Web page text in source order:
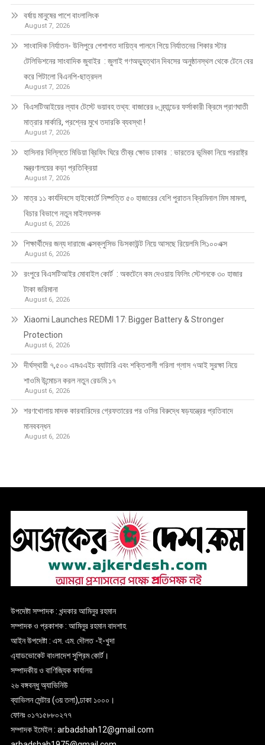
বর্ষায় মানুষের পাশে বাংলালিংক
August 7, 2026
সাংবাদিক নির্যাতন- উলিপুরে পেশাগত দায়িত্ব পালনে গিয়ে নির্যাতনের শিকার স্টার
টেলিভিশনের সাংবাদিক জুবাইর : জুলাই গণঅভ্যুত্থান দিবসের অনুষ্ঠানস্থল থেকে টেনে বের
করে পিটালো বিএনপি-ছাত্রদল
August 7, 2026
বিএসটিআইয়ের ল্যাব টেস্টে ভয়াবহ তথ্য: বাজারের ৮ ব্র্যান্ডের ফর্সাকারী ক্রিমে প্রাণঘাতী
মাত্রার মার্কারি, প্রশ্নের মুখে তদারকি ব্যবস্থা !
August 7, 2026
হাসিনার দিল্লিতে মিডিয়া ব্রিফিং ঘিরে তীব্র ক্ষোভ ঢাকার : ভারতের ভূমিকা নিয়ে পররাষ্ট্র
মন্ত্রণালয়ের কড়া প্রতিক্রিয়া
August 7, 2026
মাত্র ১১ কার্যদিবসে হাইকোর্টে নিষ্পত্তি ৫০ হাজারের বেশি পুরাতন ক্রিমিনাল মিস মামলা,
বিচার বিভাগে নতুন মাইলফলক
August 6, 2026
শিক্ষার্থীদের জন্য দারাজে এক্সক্লুসিভ ডিসকাউন্ট নিয়ে আসছে রিয়েলমি সি১০০এক্স
August 6, 2026
রংপুরে বিএসটিআইর মোবাইল কোর্ট : অকটেনে কম দেওয়ায় ফিলিং স্টেশনকে ৩০ হাজার
টাকা জরিমানা
August 6, 2026
Xiaomi Launches REDMI 17: Bigger Battery & Stronger
Protection
August 6, 2026
দীর্ঘস্থায়ী ৭,৫০০ এমএএইচ ব্যাটারি এবং শক্তিশালী গরিলা গ্লাস ৭আই সুরক্ষা নিয়ে
শাওমি উন্মোচন করল নতুন রেডমি ১৭
August 6, 2026
শরণখোলায় মাদক কারবারিদের গ্রেফতারের পর ওসির বিরুদ্ধে ষড়যন্ত্রের প্রতিবাদে
মানববন্ধন
August 6, 2026
উপদেষ্টা সম্পাদক : খন্দকার আমিনুর রহমান
সম্পাদক ও প্রকাশক : আমিনুর রহমান বাদশাহ
আইন উপদেষ্টা : এস. এম. দৌলত -ই-খুদা
এ্যাডভোকেট বাংলাদেশ সুপ্রিম কোর্ট।
সম্পাদকীয় ও বাণিজ্যিক কার্যালয়
২৬ বঙ্গবন্ধু অ্যাভিনিউ
ব্যাভিলন সেন্টার (৩য় তলা),ঢাকা ১০০০।
ফোনঃ ০১৭১৫৮৮০২৭৭
সম্পাদক ইমেইল : arbadshah12@gmail.com